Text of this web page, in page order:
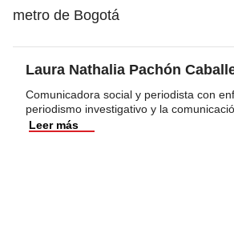
metro de Bogotá
Laura Nathalia Pachón
Comunicadora social y periodista con
periodismo investigativo y la
Leer más